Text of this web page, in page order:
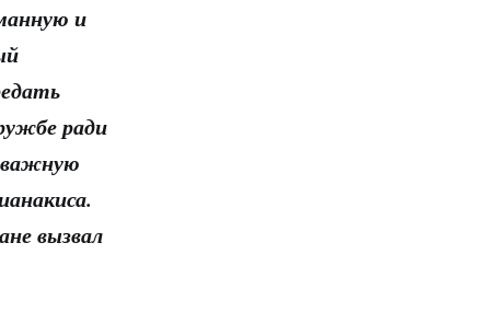
и
ради
важную
вызвал